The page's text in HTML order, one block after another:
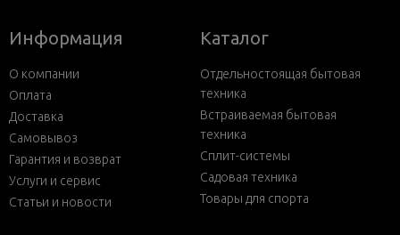
Информация
О компании
Оплата
Доставка
Самовывоз
Гарантия и возврат
Услуги и сервис
Статьи и новости
Каталог
Отдельностоящая бытовая
техника
Встраиваемая бытовая
техника
Сплит-системы
Садовая техника
Товары для спорта